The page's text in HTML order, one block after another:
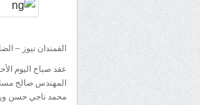
القمندان نيوز –
عقد صباح اليوم
المهندس صالح
محمد ناجي حسن